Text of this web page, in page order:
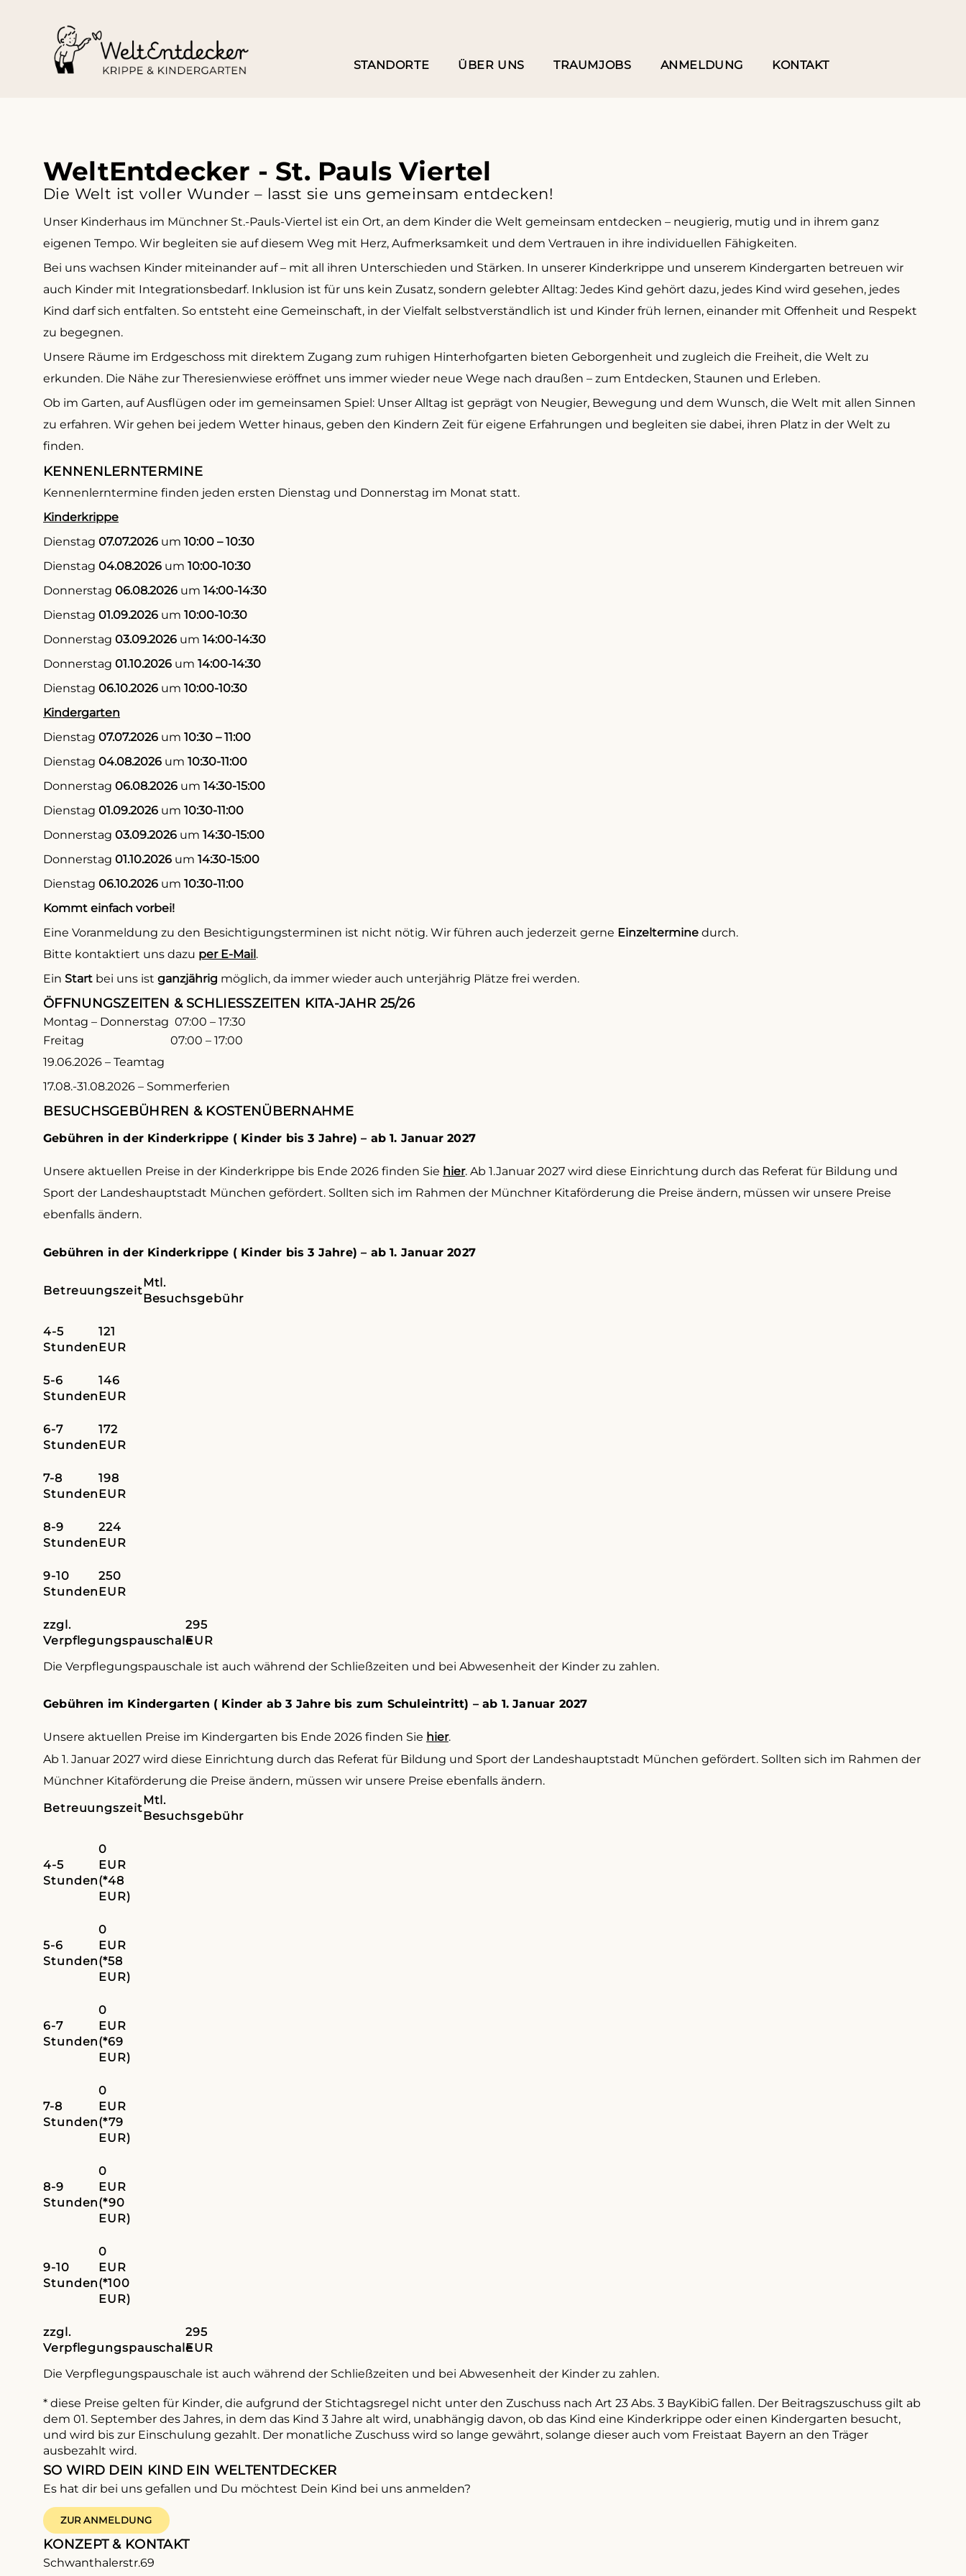
STANDORTE ÜBER UNS TRAUMJOBS ANMELDUNG KONTAKT
WeltEntdecker - St. Pauls Viertel
Die Welt ist voller Wunder – lasst sie uns gemeinsam entdecken!
Unser Kinderhaus im Münchner St.-Pauls-Viertel ist ein Ort, an dem Kinder die Welt gemeinsam entdecken – neugierig, mutig und in ihrem ganz
eigenen Tempo. Wir begleiten sie auf diesem Weg mit Herz, Aufmerksamkeit und dem Vertrauen in ihre individuellen Fähigkeiten.
Bei uns wachsen Kinder miteinander auf – mit all ihren Unterschieden und Stärken. In unserer Kinderkrippe und unserem Kindergarten betreuen wir
auch Kinder mit Integrationsbedarf. Inklusion ist für uns kein Zusatz, sondern gelebter Alltag: Jedes Kind gehört dazu, jedes Kind wird gesehen, jedes
Kind darf sich entfalten. So entsteht eine Gemeinschaft, in der Vielfalt selbstverständlich ist und Kinder früh lernen, einander mit Offenheit und Respekt
zu begegnen.
Unsere Räume im Erdgeschoss mit direktem Zugang zum ruhigen Hinterhofgarten bieten Geborgenheit und zugleich die Freiheit, die Welt zu
erkunden. Die Nähe zur Theresienwiese eröffnet uns immer wieder neue Wege nach draußen – zum Entdecken, Staunen und Erleben.
Ob im Garten, auf Ausflügen oder im gemeinsamen Spiel: Unser Alltag ist geprägt von Neugier, Bewegung und dem Wunsch, die Welt mit allen Sinnen
zu erfahren. Wir gehen bei jedem Wetter hinaus, geben den Kindern Zeit für eigene Erfahrungen und begleiten sie dabei, ihren Platz in der Welt zu
finden.
KENNENLERNTERMINE
Kennenlerntermine finden jeden ersten Dienstag und Donnerstag im Monat statt.
Kinderkrippe
Dienstag 07.07.2026 um 10:00 – 10:30
Dienstag 04.08.2026 um 10:00-10:30
Donnerstag 06.08.2026 um 14:00-14:30
Dienstag 01.09.2026 um 10:00-10:30
Donnerstag 03.09.2026 um 14:00-14:30
Donnerstag 01.10.2026 um 14:00-14:30
Dienstag 06.10.2026 um 10:00-10:30
Kindergarten
Dienstag 07.07.2026 um 10:30 – 11:00
Dienstag 04.08.2026 um 10:30-11:00
Donnerstag 06.08.2026 um 14:30-15:00
Dienstag 01.09.2026 um 10:30-11:00
Donnerstag 03.09.2026 um 14:30-15:00
Donnerstag 01.10.2026 um 14:30-15:00
Dienstag 06.10.2026 um 10:30-11:00
Kommt einfach vorbei!
Eine Voranmeldung zu den Besichtigungsterminen ist nicht nötig. Wir führen auch jederzeit gerne Einzeltermine durch.
Bitte kontaktiert uns dazu per E-Mail .
Ein Start bei uns ist ganzjährig möglich, da immer wieder auch unterjährig Plätze frei werden.
ÖFFNUNGSZEITEN & SCHLIESSZEITEN KITA-JAHR 25/26
Montag – Donnerstag 07:00 – 17:30
Freitag 07:00 – 17:00
19.06.2026 – Teamtag
17.08.-31.08.2026 – Sommerferien
BESUCHSGEBÜHREN & KOSTENÜBERNAHME
Gebühren in der Kinderkrippe ( Kinder bis 3 Jahre) – ab 1. Januar 2027
Unsere aktuellen Preise in der Kinderkrippe bis Ende 2026 finden Sie hier. Ab 1.Januar 2027 wird diese Einrichtung durch das Referat für Bildung und
Sport der Landeshauptstadt München gefördert. Sollten sich im Rahmen der Münchner Kitaförderung die Preise ändern, müssen wir unsere Preise
ebenfalls ändern.
Gebühren in der Kinderkrippe ( Kinder bis 3 Jahre) – ab 1. Januar 2027
Betreuungszeit
Mtl.
Besuchsgebühr
4-5
Stunden
121
EUR
5-6
Stunden
146
EUR
6-7
Stunden
172
EUR
7-8
Stunden
198
EUR
8-9
Stunden
224
EUR
9-10
Stunden
250
EUR
zzgl.
Verpflegungspauschale
295
EUR
Die Verpflegungspauschale ist auch während der Schließzeiten und bei Abwesenheit der Kinder zu zahlen.
Gebühren im Kindergarten ( Kinder ab 3 Jahre bis zum Schuleintritt) – ab 1. Januar 2027
Unsere aktuellen Preise im Kindergarten bis Ende 2026 finden Sie hier.
Ab 1. Januar 2027 wird diese Einrichtung durch das Referat für Bildung und Sport der Landeshauptstadt München gefördert. Sollten sich im Rahmen der
Münchner Kitaförderung die Preise ändern, müssen wir unsere Preise ebenfalls ändern.
Betreuungszeit
Mtl.
Besuchsgebühr
4-5
Stunden
0
EUR
(*48
EUR)
5-6
Stunden
0
EUR
(*58
EUR)
6-7
Stunden
0
EUR
(*69
EUR)
7-8
Stunden
0
EUR
(*79
EUR)
8-9
Stunden
0
EUR
(*90
EUR)
9-10
Stunden
0
EUR
(*100
EUR)
zzgl.
Verpflegungspauschale
295
EUR
Die Verpflegungspauschale ist auch während der Schließzeiten und bei Abwesenheit der Kinder zu zahlen.
* diese Preise gelten für Kinder, die aufgrund der Stichtagsregel nicht unter den Zuschuss nach Art 23 Abs. 3 BayKibiG fallen. Der Beitragszuschuss gilt ab
dem 01. September des Jahres, in dem das Kind 3 Jahre alt wird, unabhängig davon, ob das Kind eine Kinderkrippe oder einen Kindergarten besucht,
und wird bis zur Einschulung gezahlt. Der monatliche Zuschuss wird so lange gewährt, solange dieser auch vom Freistaat Bayern an den Träger
ausbezahlt wird.
SO WIRD DEIN KIND EIN WELTENTDECKER
Es hat dir bei uns gefallen und Du möchtest Dein Kind bei uns anmelden?
ZUR ANMELDUNG
KONZEPT & KONTAKT
Schwanthalerstr.69